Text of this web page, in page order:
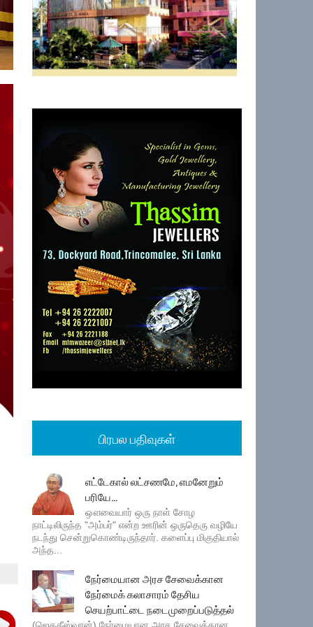
பிரபல பதிவுகள்
எட்டேகால் லட்சணமே, எமனேறும்
பரியே...
ஔவையார் ஒரு நாள் சோழ
நாட்டிலிருந்த "அம்பர்" என்ற ஊரின் ஒருதெரு வழியே
நடந்து சென்றுகொண்டிருந்தார். களைப்பு மிகுதியால்
அந்த...
நேர்மையான அரச சேவைக்கான
நேர்மைக் கலாசாரம் தேசிய
செயற்பாட்டை நடைமுறைப்படுத்தல்
(ஜெகதீஸ்வரன்) நேர்மையான அரச சேவைக்கான